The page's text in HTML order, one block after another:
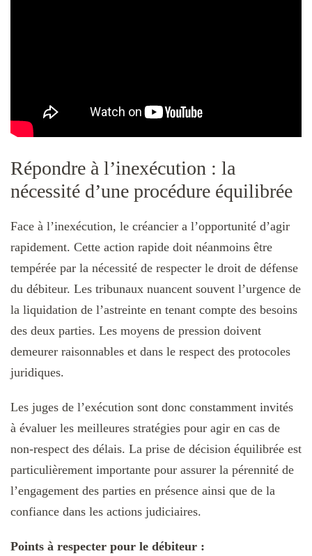
Répondre à l’inexécution : la
nécessité d’une procédure équilibrée
Face à l’inexécution, le créancier a l’opportunité d’agir
rapidement. Cette action rapide doit néanmoins être
tempérée par la nécessité de respecter le droit de défense
du débiteur. Les tribunaux nuancent souvent l’urgence de
la liquidation de l’astreinte en tenant compte des besoins
des deux parties. Les moyens de pression doivent
demeurer raisonnables et dans le respect des protocoles
juridiques.
Les juges de l’exécution sont donc constamment invités
à évaluer les meilleures stratégies pour agir en cas de
non-respect des délais. La prise de décision équilibrée est
particulièrement importante pour assurer la pérennité de
l’engagement des parties en présence ainsi que de la
confiance dans les actions judiciaires.
Points à respecter pour le débiteur :